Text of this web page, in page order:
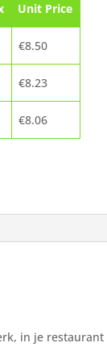
Unit Price
€8.50
€8.23
€8.06
in je restaurant